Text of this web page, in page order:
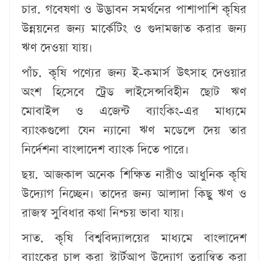
চার. গবেষণা ও উদ্ভাবন সমর্থনের পাশাপাশি কৃষির
উন্নয়নের জন্য মার্কেটিং ও গুদামজাত করার জন্য
ঋণ দেওয়া যায়।
পাঁচ. কৃষি পণ্যের জন্য ই-কমার্স উৎসাহ দেওয়ার
অংশ হিসেবে ট্রেড লাইসেন্সবিহীন ছোট ঋণ
মোবাইল ও এজেন্ট ব্যাংকিং-এর মাধ্যমে
ব্যাংকগুলো যেন ন্যানো ঋণ মডেলে দেয় তার
নির্দেশনা বাংলাদেশ ব্যাংক দিতে পারে।
ছয়. আজকাল অনেক শিক্ষিত নারীও আধুনিক কৃষি
উদ্যোগ নিচ্ছেন। তাদের জন্য আলাদা কিছু ঋণ ও
রাজস্ব সুবিধার কথা নিশ্চয় ভাবা যায়।
সাত. কৃষি বিশ্ববিদ্যালয়ের মাধ্যমে বাংলাদেশ
ব্যাংকের চালু করা স্টার্টআপ উদ্যোগ ত্বরান্বিত করা